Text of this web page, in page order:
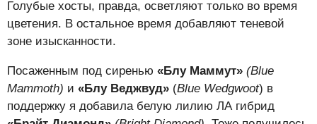
Голубые хосты, правда, осветляют только во время
цветения. В остальное время добавляют теневой
зоне изысканности.
Посаженным под сиренью «Блу Маммут» (Blue
Mammoth) и «Блу Веджвуд» (Blue Wedgwoot) в
поддержку я добавила белую лилию ЛА гибрид